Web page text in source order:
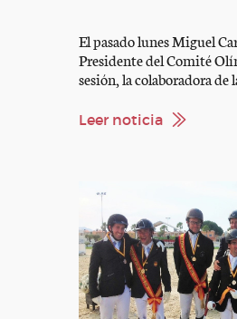
El pasado lunes Miguel
Presidente del Comité
sesión, la colaboradora de
Comité Ejecutivo del
http://
n=1657 https://
v=XO9MsikrSpc
Leer noticia